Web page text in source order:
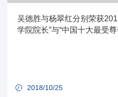
吴德胜与杨翠红分别荣获
学院院长”与“中国十大最受
2018/10/25